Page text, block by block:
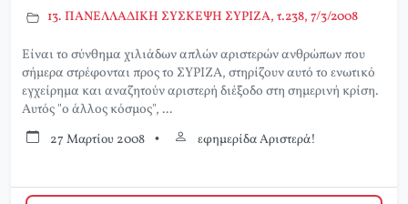
13. ΠΑΝΕΛΛΑΔΙΚΗ ΣΥΣΚΕΨΗ ΣΥΡΙΖΑ, τ.238, 7/3/2008
Είναι το σύνθημα χιλιάδων απλών αριστερών ανθρώπων που
σήμερα στρέφονται προς το ΣΥΡΙΖΑ, στηρίζουν αυτό το ενωτικό
εγχείρημα και αναζητούν αριστερή διέξοδο στη σημερινή κρίση.
Αυτός "ο άλλος κόσμος", ...
27 Μαρτίου 2008 • εφημερίδα Αριστερά!